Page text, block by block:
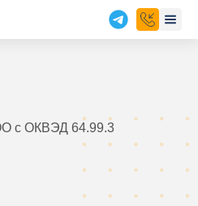
с ОКВЭД 64.99.3